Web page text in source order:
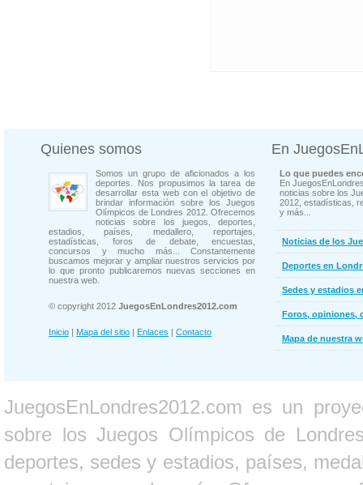
Quienes somos
Somos un grupo de aficionados a los
deportes. Nos propusimos la tarea de
desarrollar esta web con el objetivo de
brindar información sobre los Juegos
Olímpicos de Londres 2012. Ofrecemos
noticias sobre los juegos, deportes,
estadios, países, medallero, reportajes,
estadísticas, foros de debate, encuestas,
concursos y mucho más... Constantemente
buscamos mejorar y ampliar nuestros servicios por
lo que pronto publicaremos nuevas secciones en
nuestra web.
© copyright 2012 JuegosEnLondres2012.com
Inicio | Mapa del sitio | Enlaces | Contacto
En
Lo que puedes
En
noticias sobre los
2012, estadísticas,
y más...
Noticias de los
Deportes en
Sedes y estadios
Foros, opiniones,
Mapa de nuestra
JuegosEnLondres2012.com es un
sobre los Juegos Olímpicos de
deportes, sedes y estadios, países,